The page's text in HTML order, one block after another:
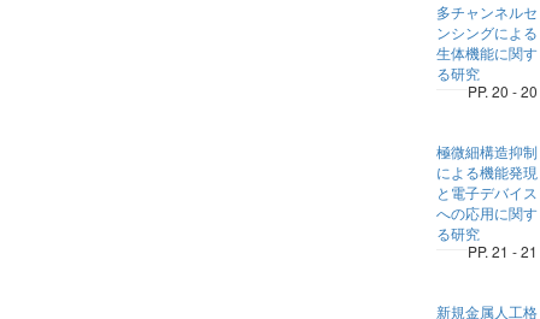
多チャンネルセ
ンシングによる
生体機能に関す
る研究
PP. 20 - 20
極微細構造抑制
による機能発現
と電子デバイス
への応用に関す
る研究
PP. 21 - 21
新規金属人工格